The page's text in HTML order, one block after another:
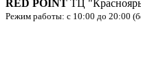
RED POINT ТЦ
Режим работы: с 10:00 до 20:00